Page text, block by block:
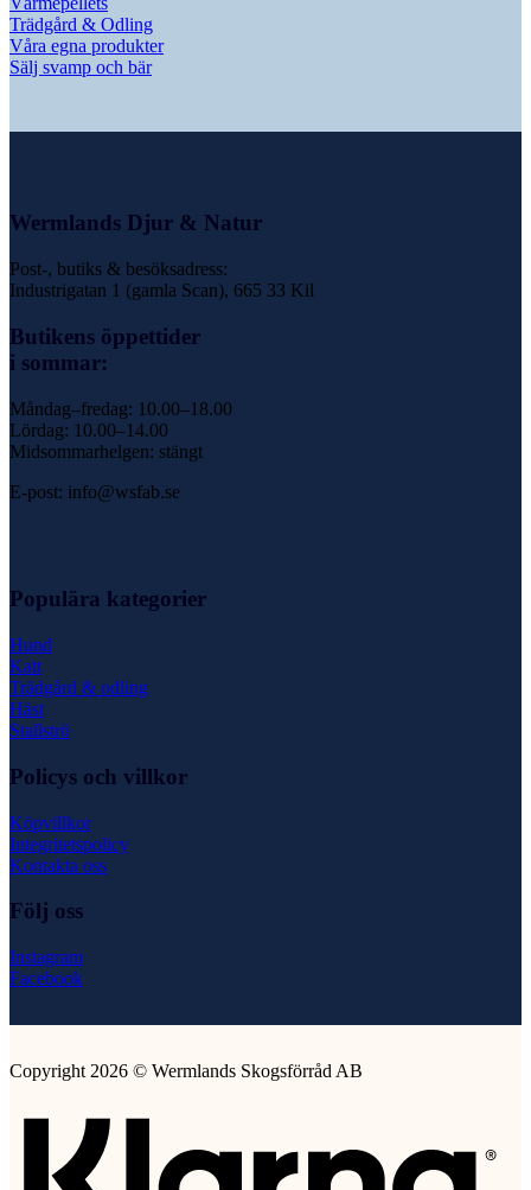
Trädgård & Odling
Våra egna produkter
Sälj svamp och bär
Wermlands Djur & Natur
Post-, butiks & besöksadress:
Industrigatan 1 (gamla Scan), 665 33 Kil
Butikens öppettider
i sommar:
Måndag–fredag: 10.00–18.00
Lördag: 10.00–14.00
Midsommarhelgen: stängt
E-post: info@wsfab.se
Populära kategorier
Hund
Katt
Trädgård & odling
Häst
Stallströ
Policys och villkor
Köpvillkor
Integritetspolicy
Kontakta oss
Följ oss
Instagram
Facebook
Copyright 2026 © Wermlands Skogsförråd AB